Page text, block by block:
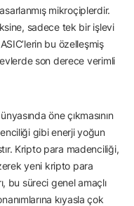
mikroçiplerdir.
sadece tek bir işlevi
bu özelleşmiş
son derece verimli
öne çıkmasının
gibi enerji yoğun
Kripto para madenciliği,
yeni kripto para
bu süreci genel amaçlı
kıyasla çok